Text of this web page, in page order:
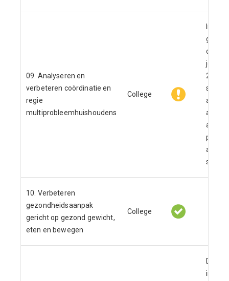
09. Analyseren en
verbeteren coördinatie en
regie
multiprobleemhuishoudens
College
In
2024
10. Verbeteren
gezondheidsaanpak
gericht op gezond gewicht,
eten en bewegen
College
De